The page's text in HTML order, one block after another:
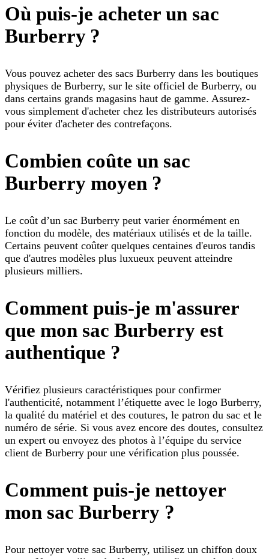
Où puis-je acheter un sac
Burberry ?
Vous pouvez acheter des sacs Burberry dans les boutiques
physiques de Burberry, sur le site officiel de Burberry, ou
dans certains grands magasins haut de gamme. Assurez-
vous simplement d'acheter chez les distributeurs autorisés
pour éviter d'acheter des contrefaçons.
Combien coûte un sac
Burberry moyen ?
Le coût d’un sac Burberry peut varier énormément en
fonction du modèle, des matériaux utilisés et de la taille.
Certains peuvent coûter quelques centaines d'euros tandis
que d'autres modèles plus luxueux peuvent atteindre
plusieurs milliers.
Comment puis-je m'assurer
que mon sac Burberry est
authentique ?
Vérifiez plusieurs caractéristiques pour confirmer
l'authenticité, notamment l’étiquette avec le logo Burberry,
la qualité du matériel et des coutures, le patron du sac et le
numéro de série. Si vous avez encore des doutes, consultez
un expert ou envoyez des photos à l’équipe du service
client de Burberry pour une vérification plus poussée.
Comment puis-je nettoyer
mon sac Burberry ?
Pour nettoyer votre sac Burberry, utilisez un chiffon doux